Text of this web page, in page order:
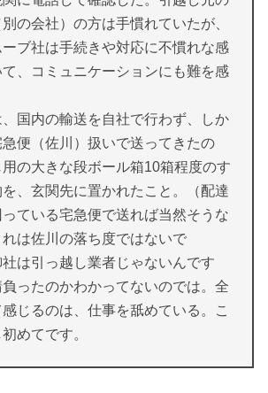
の会社）の方は手慣れていたが、
ーブ社は手続きや対応に不慣れな感
て、コミュニケーションにも難を感
国内の輸送を自社で行わず、しか
急便（佐川）扱いで送ってきたの
の大きな段ボール箱10箱程度のす
、玄関先に置かれたこと。（配達
っている宅急便で送れば当然そうな
れは佐川の落ち度ではないで
は引っ越し業者じゃないんです
ったのかわかってないのでは。全
じるのは、仕事を舐めている。こ
めてです。